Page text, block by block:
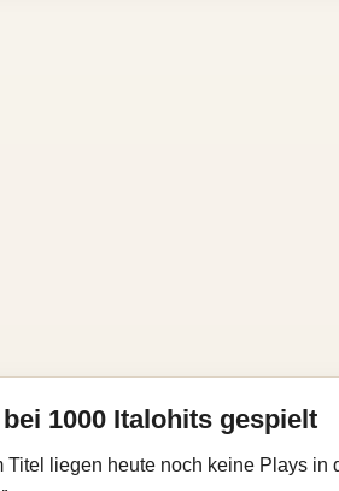
1000 Italohits gespielt
Titel liegen heute noch keine Plays in